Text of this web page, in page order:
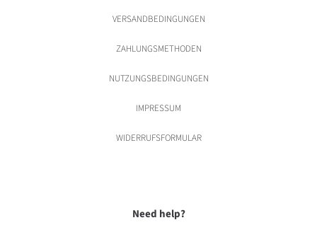
VERSANDBEDINGUNGEN
ZAHLUNGSMETHODEN
NUTZUNGSBEDINGUNGEN
IMPRESSUM
WIDERRUFSFORMULAR
Need help?